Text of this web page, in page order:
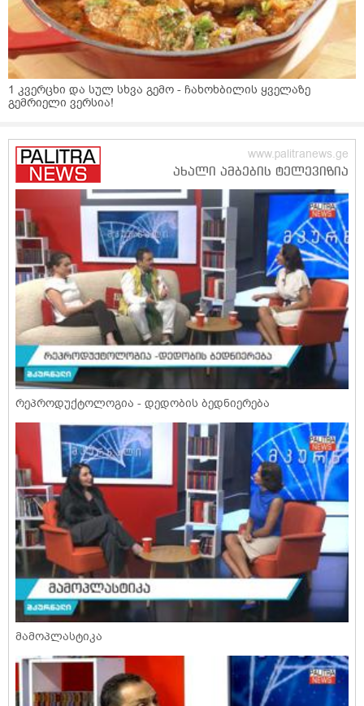
1 კვერცხი და სულ სხვა გემო - ჩახოხბილის ყველაზე
გემრიელი ვერსია!
რეპროდუქტოლოგია - დედობის ბედნიერება
მამოპლასტიკა